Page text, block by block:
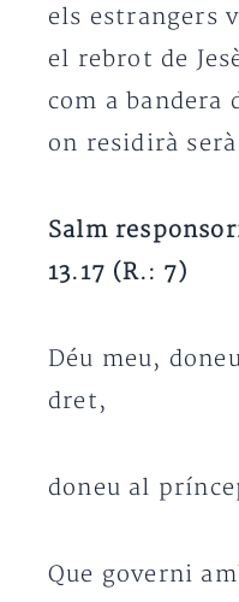
els estrangers
el rebrot de
com a bandera
on residirà
Salm
13.17 (R.: 7)
Déu meu,
dret,
doneu al
Que governi